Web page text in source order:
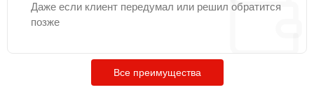
Даже если клиент передумал или решил обратится
позже
Все преимущества